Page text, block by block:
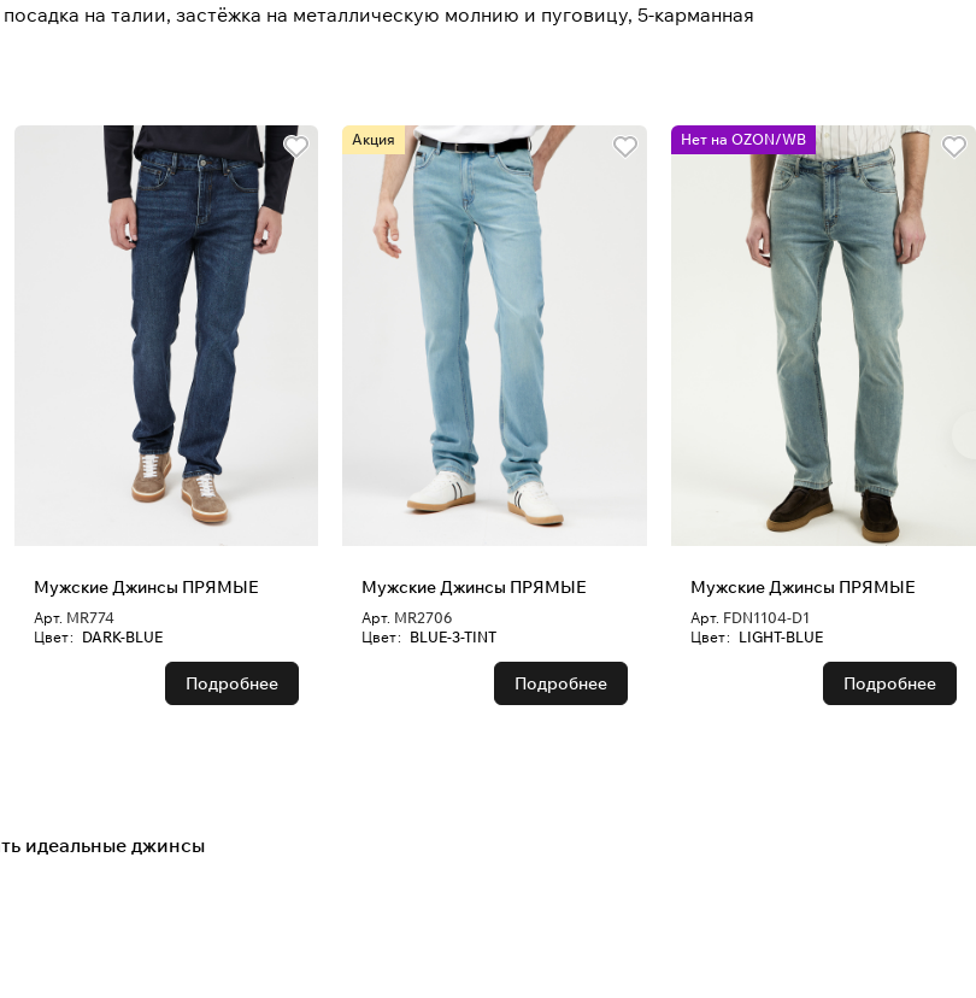
на талии, застёжка на металлическую молнию и пуговицу, 5-карманная
Мужские Джинсы ПРЯМЫЕ
Арт. MR774
Цвет: DARK-BLUE
Подробнее
Акция
Мужские Джинсы ПРЯМЫЕ
Арт. MR2706
Цвет: BLUE-3-TINT
Подробнее
Нет на OZON/WB
Мужские Джинсы ПРЯМЫЕ
Арт. FDN1104-D1
Цвет: LIGHT-BLUE
Подробнее
идеальные джинсы